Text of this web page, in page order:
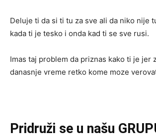
Deluje ti da si ti tu za sve ali da niko nije
kada ti je tesko i onda kad ti se sve rusi.
Imas taj problem da priznas kako ti je jer
danasnje vreme retko kome moze
Pridruži se u našu